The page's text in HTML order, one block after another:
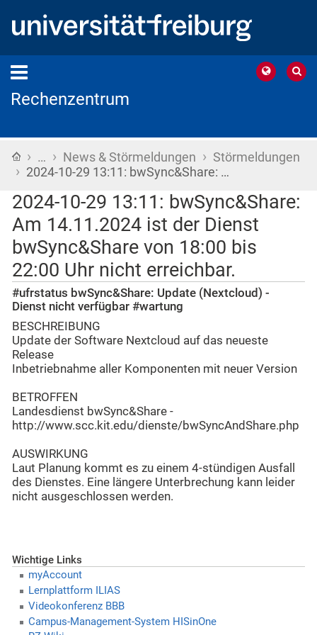
Rechenzentrum
Startseite
› … › News & Störmeldungen › Störmeldungen
› 2024-10-29 13:11: bwSync&Share: …
2024-10-29 13:11: bwSync&Share:
Am 14.11.2024 ist der Dienst
bwSync&Share von 18:00 bis
22:00 Uhr nicht erreichbar.
#ufrstatus bwSync&Share: Update (Nextcloud) -
Dienst nicht verfügbar #wartung
BESCHREIBUNG
Update der Software Nextcloud auf das neueste
Release
Inbetriebnahme aller Komponenten mit neuer Version
BETROFFEN
Landesdienst bwSync&Share -
http://www.scc.kit.edu/dienste/bwSyncAndShare.php
AUSWIRKUNG
Laut Planung kommt es zu einem 4-stündigen Ausfall
des Dienstes. Eine längere Unterbrechung kann leider
nicht ausgeschlossen werden.
Wichtige Links
myAccount
Lernplattform ILIAS
Videokonferenz BBB
Campus-Management-System HISinOne